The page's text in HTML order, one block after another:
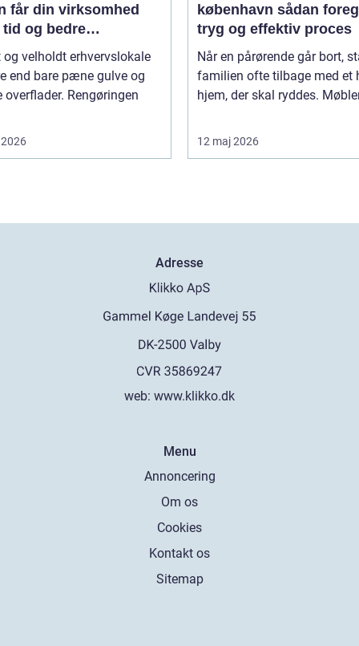
får din virksomhed
tid og bedre
og velholdt erhvervslokale
end bare pæne gulve og
overflader. Rengøringen
københavn sådan foregår en
tryg og effektiv proces
Når en pårørende går bort,
familien ofte tilbage med et
hjem, der skal ryddes.
12 maj 2026
Adresse
web: www.klikko.dk
Menu
Annoncering
Om os
Cookies
Kontakt os
Sitemap